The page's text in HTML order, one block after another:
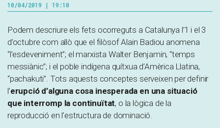
10/04/2019 | 19:10
Podem descriure els fets ocorreguts a Catalunya l’1 i el 3
d’octubre com allò que el filòsof Alain Badiou anomena
“l’esdeveniment”; el marxista Walter Benjamin, “temps
messiànic”; i el poble indígena quítxua d’Amèrica Llatina,
“pachakuti”. Tots aquests conceptes serveixen per definir
l’erupció d’alguna cosa inesperada en una situació
que interromp la continuïtat, o la lògica de la
reproducció en l’estructura de dominació.